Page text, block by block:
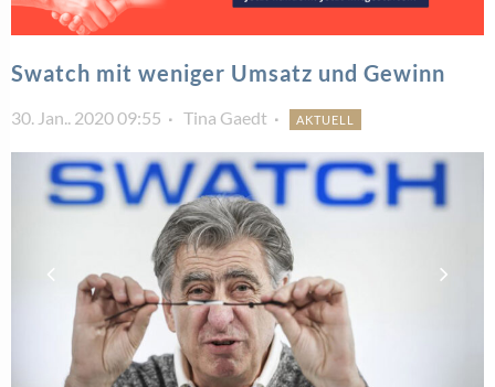
Swatch mit weniger Umsatz und Gewinn
30. Jan.. 2020 09:55 Tina Gaedt AKTUELL